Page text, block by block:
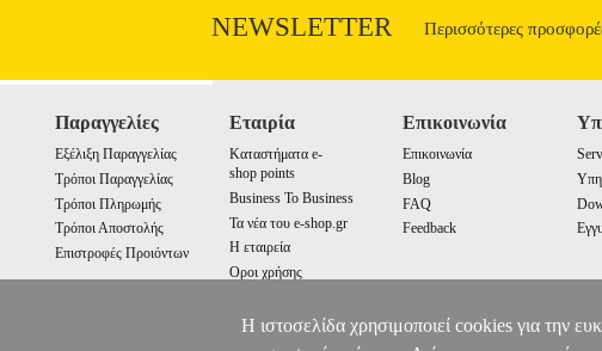
NEWSLETTER Περισσότερες
Παραγγελίες
Εξέλιξη Παραγγελίας
Τρόποι Παραγγελίας
Τρόποι Πληρωμής
Τρόποι Αποστολής
Επιστροφές Προιόντων
Εταιρία
Καταστήματα e-
shop points
Business To Business
Τα νέα του e-shop.gr
Η εταιρεία
Οροι χρήσης
Επικοινωνία
Επικοινωνία
Blog
FAQ
Feedback
Η ιστοσελίδα χρησιμοποιεί cookies για την